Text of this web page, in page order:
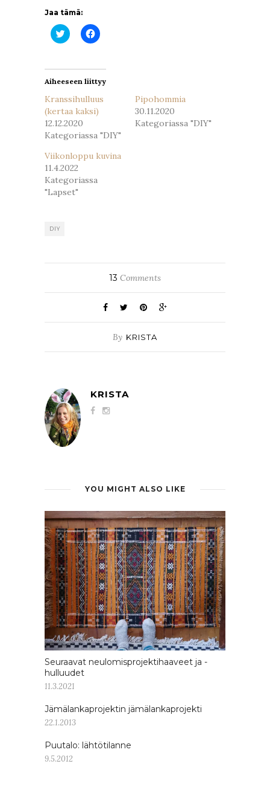
Jaa tämä:
Jaa
Twitterissä(Avautuu
Jaa
Facebookissa(Avautuu
Aiheeseen liittyy
Kranssihulluus
(kertaa kaksi)
12.12.2020
Kategoriassa "DIY"
Pipohommia
30.11.2020
Kategoriassa "DIY"
Viikonloppu kuvina
11.4.2022
Kategoriassa
"Lapset"
DIY
13 Comments
By KRISTA
KRISTA
YOU MIGHT ALSO LIKE
Seuraavat neulomisprojektihaaveet ja -
hulluudet
11.3.2021
Jämälankaprojektin jämälankaprojekti
22.1.2013
Puutalo: lähtötilanne
9.5.2012